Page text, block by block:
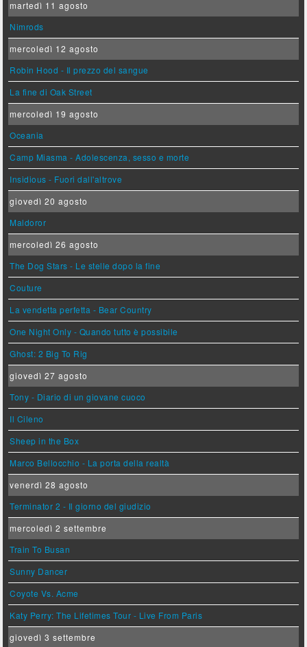
martedì 11 agosto
Nimrods
mercoledì 12 agosto
Robin Hood - Il prezzo del sangue
La fine di Oak Street
mercoledì 19 agosto
Oceania
Camp Miasma - Adolescenza, sesso e morte
Insidious - Fuori dall'altrove
giovedì 20 agosto
Maldoror
mercoledì 26 agosto
The Dog Stars - Le stelle dopo la fine
Couture
La vendetta perfetta - Bear Country
One Night Only - Quando tutto è possibile
Ghost: 2 Big To Rig
giovedì 27 agosto
Tony - Diario di un giovane cuoco
Il Cileno
Sheep in the Box
Marco Bellocchio - La porta della realtà
venerdì 28 agosto
Terminator 2 - Il giorno del giudizio
mercoledì 2 settembre
Train To Busan
Sunny Dancer
Coyote Vs. Acme
Katy Perry: The Lifetimes Tour - Live From Paris
giovedì 3 settembre